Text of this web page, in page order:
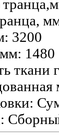
3200
1480
ткани